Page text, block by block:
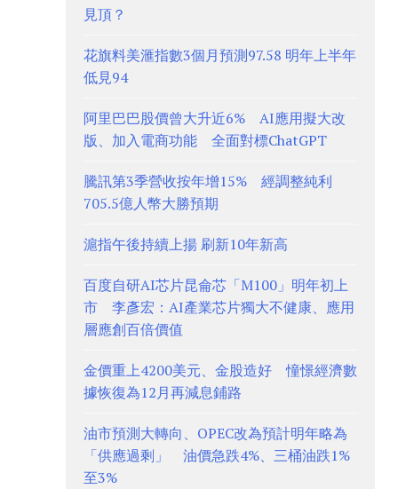
見頂？
花旗料美滙指數3個月預測97.58 明年上半年
低見94
阿里巴巴股價曾大升近6% AI應用擬大改
版、加入電商功能 全面對標ChatGPT
騰訊第3季營收按年增15% 經調整純利
705.5億人幣大勝預期
滬指午後持續上揚 刷新10年新高
百度自研AI芯片昆侖芯「M100」明年初上
市 李彥宏：AI產業芯片獨大不健康、應用
層應創百倍價值
金價重上4200美元、金股造好 憧憬經濟數
據恢復為12月再減息鋪路
油市預測大轉向、OPEC改為預計明年略為
「供應過剩」 油價急跌4%、三桶油跌1%
至3%